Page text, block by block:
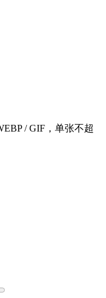
/ GIF，单张不超